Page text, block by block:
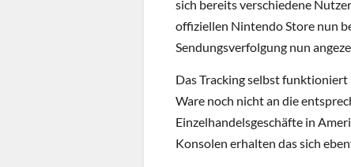
sich bereits verschiedene
offiziellen Nintendo Store nun
Sendungsverfolgung nun
Das Tracking selbst
Ware noch nicht an die
Einzelhandelsgeschäfte in
Konsolen erhalten das sich